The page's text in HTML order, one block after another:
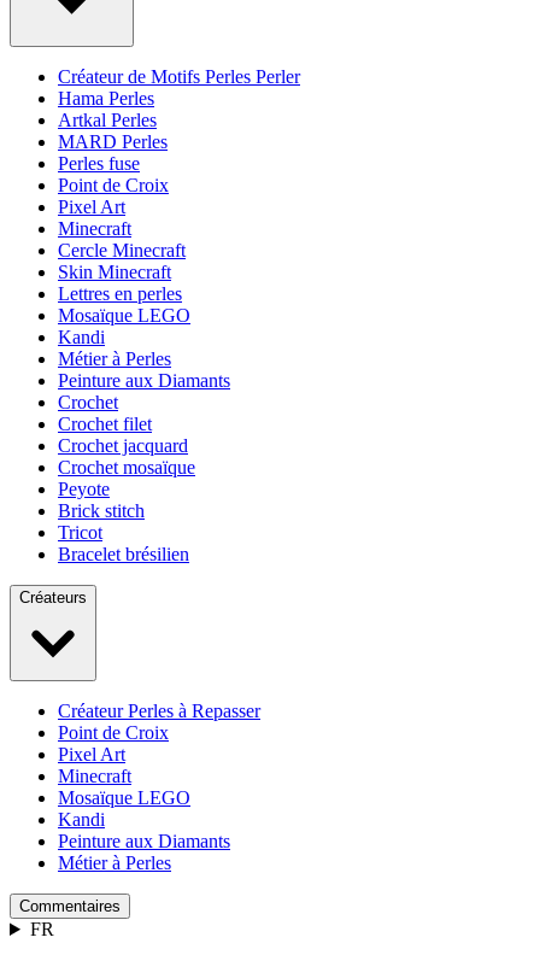
Créateur de Motifs Perles Perler
Hama Perles
Artkal Perles
MARD Perles
Perles fuse
Point de Croix
Pixel Art
Minecraft
Cercle Minecraft
Skin Minecraft
Lettres en perles
Mosaïque LEGO
Kandi
Métier à Perles
Peinture aux Diamants
Crochet
Crochet filet
Crochet jacquard
Crochet mosaïque
Peyote
Brick stitch
Tricot
Bracelet brésilien
Créateurs
Créateur Perles à Repasser
Point de Croix
Pixel Art
Minecraft
Mosaïque LEGO
Kandi
Peinture aux Diamants
Métier à Perles
Commentaires
FR